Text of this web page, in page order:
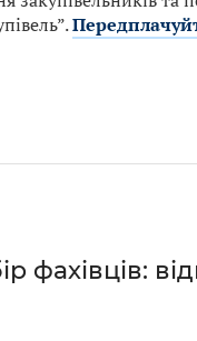
фахівців: